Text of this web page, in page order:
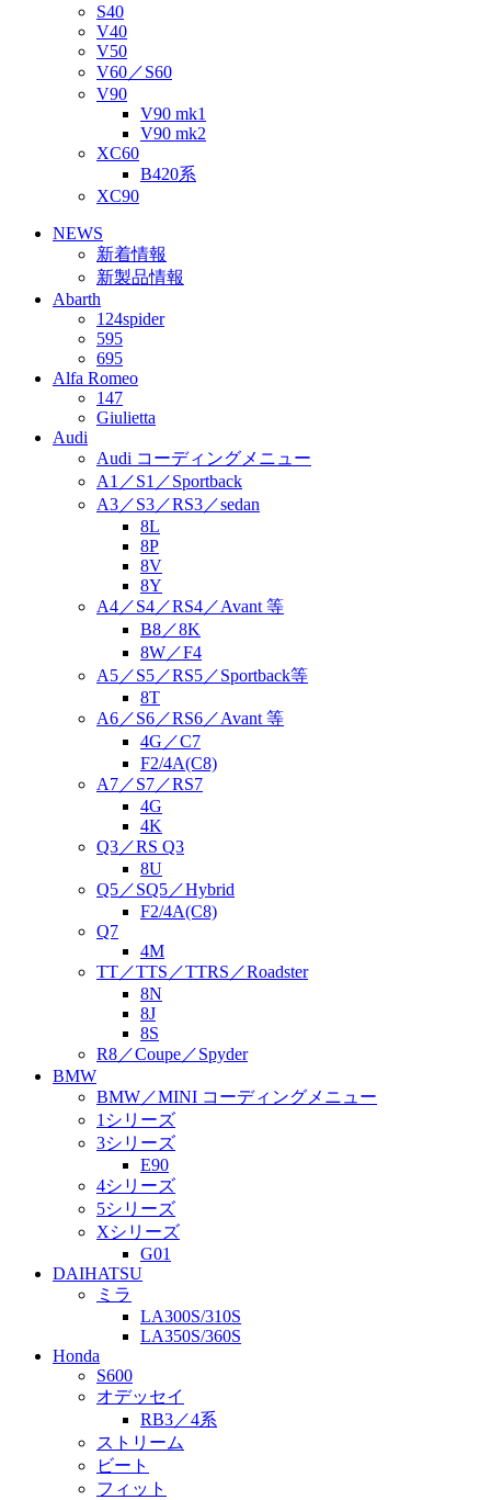
S40
V40
V50
V60／S60
V90
V90 mk1
V90 mk2
XC60
B420系
XC90
NEWS
新着情報
新製品情報
Abarth
124spider
595
695
Alfa Romeo
147
Giulietta
Audi
Audi コーディングメニュー
A1／S1／Sportback
A3／S3／RS3／sedan
8L
8P
8V
8Y
A4／S4／RS4／Avant 等
B8／8K
8W／F4
A5／S5／RS5／Sportback等
8T
A6／S6／RS6／Avant 等
4G／C7
F2/4A(C8)
A7／S7／RS7
4G
4K
Q3／RS Q3
8U
Q5／SQ5／Hybrid
F2/4A(C8)
Q7
4M
TT／TTS／TTRS／Roadster
8N
8J
8S
R8／Coupe／Spyder
BMW
BMW／MINI コーディングメニュー
1シリーズ
3シリーズ
E90
4シリーズ
5シリーズ
Xシリーズ
G01
DAIHATSU
ミラ
LA300S/310S
LA350S/360S
Honda
S600
オデッセイ
RB3／4系
ストリーム
ビート
フィット